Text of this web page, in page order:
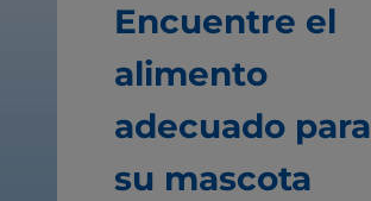
Encuentre el
alimento
adecuado para
su mascota